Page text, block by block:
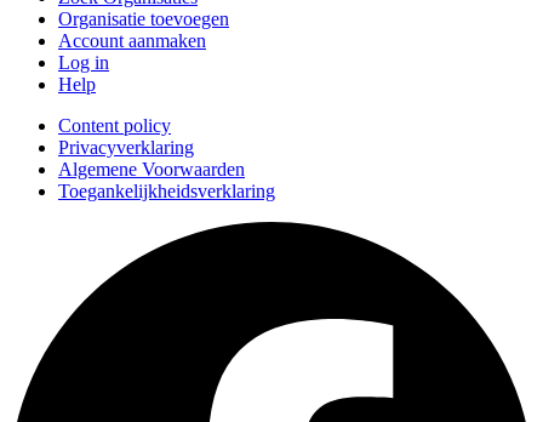
Organisatie toevoegen
Account aanmaken
Log in
Help
Content policy
Privacyverklaring
Algemene Voorwaarden
Toegankelijkheidsverklaring